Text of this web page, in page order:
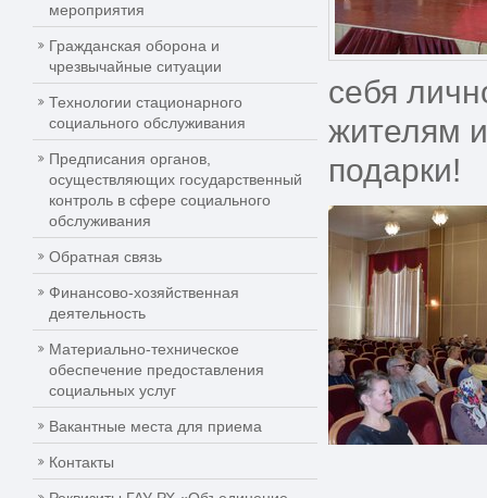
мероприятия
Гражданская оборона и
чрезвычайные ситуации
Технологии стационарного
социального обслуживания
Предписания органов,
осуществляющих государственный
контроль в сфере социального
обслуживания
Обратная связь
Финансово-хозяйственная
деятельность
Материально-техническое
обеспечение предоставления
социальных услуг
Вакантные места для приема
Контакты
себя
жителям
подарки!